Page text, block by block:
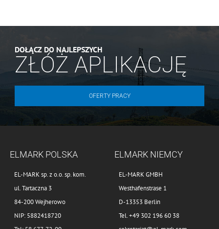
DOŁĄCZ DO NAJLEPSZYCH
ZŁÓŻ APLIKACJĘ
OFERTY PRACY
ELMARK POLSKA
EL-MARK sp. z o.o. sp. kom.
ul. Tartaczna 3
84-200 Wejherowo
NIP: 5882418720
ELMARK NIEMCY
EL-MARK GMBH
Westhafenstrase 1
D-13353 Berlin
Tel. +49 302 196 60 38